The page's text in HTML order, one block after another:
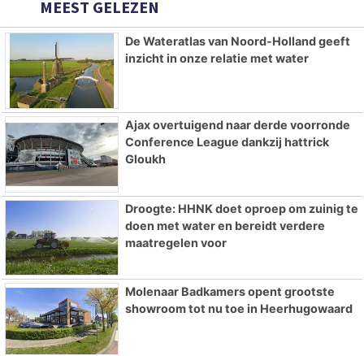
MEEST GELEZEN
De Wateratlas van Noord-Holland geeft
inzicht in onze relatie met water
Ajax overtuigend naar derde voorronde
Conference League dankzij hattrick
Gloukh
Droogte: HHNK doet oproep om zuinig te
doen met water en bereidt verdere
maatregelen voor
Molenaar Badkamers opent grootste
showroom tot nu toe in Heerhugowaard